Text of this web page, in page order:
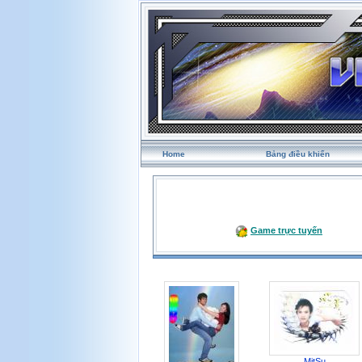
Home Bảng điều khiển
Game trực tuyến